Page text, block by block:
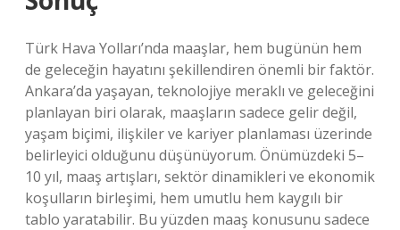
Türk Hava Yolları’nda maaşlar, hem bugünün hem
de geleceğin hayatını şekillendiren önemli bir faktör.
Ankara’da yaşayan, teknolojiye meraklı ve geleceğini
planlayan biri olarak, maaşların sadece gelir değil,
yaşam biçimi, ilişkiler ve kariyer planlaması üzerinde
belirleyici olduğunu düşünüyorum. Önümüzdeki 5–
10 yıl, maaş artışları, sektör dinamikleri ve ekonomik
koşulların birleşimi, hem umutlu hem kaygılı bir
tablo yaratabilir. Bu yüzden maaş konusunu sadece